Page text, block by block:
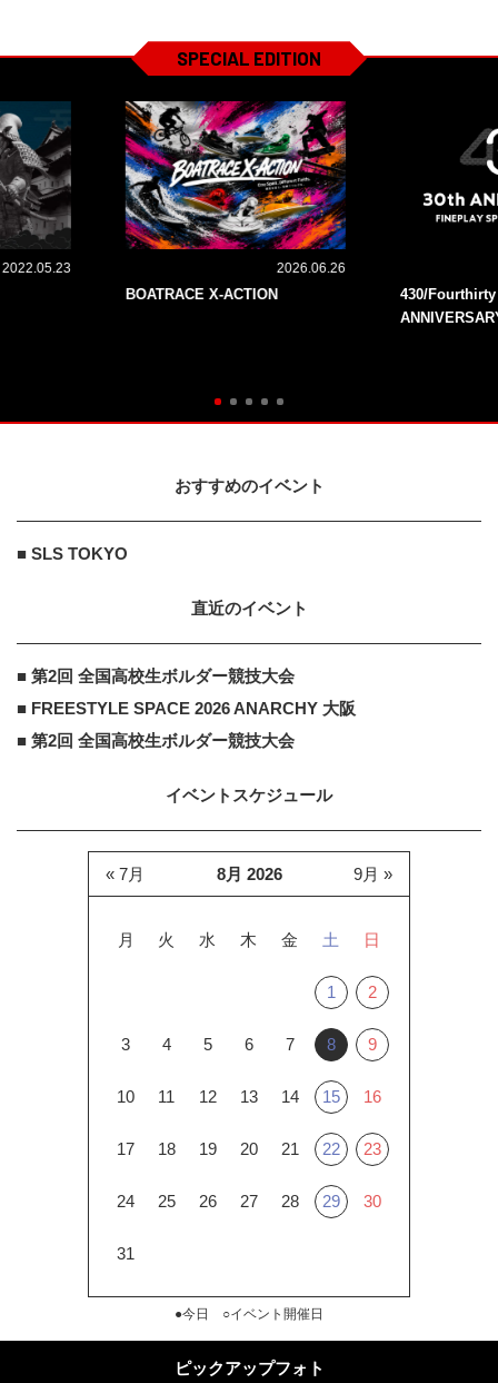
SPECIAL EDITION
2022.05.23 2026.06.26
BOATRACE X-ACTION
430/
おすすめのイベント
■ SLS TOKYO
直近のイベント
■ 第2回 全国高校生ボルダー競技大会
■ FREESTYLE SPACE 2026 ANARCHY 大阪
■ 第2回 全国高校生ボルダー競技大会
イベントスケジュール
8月 2026
月 火 水 木 金 土 日
1 2
3 4 5 6 7 8 9
10 11 12 13 14 15 16
17 18 19 20 21 22 23
24 25 26 27 28 29 30
31
« 7月 9月 »
●今日 ○イベント開催日
ピックアップフォト